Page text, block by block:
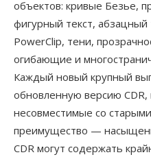
объектов: кривые Безье,
фигурный текст, абзацный
PowerClip, тени,
огибающие и
Каждый новый крупный
обновленную версию
несовместимые со
преимущество —
CDR могут содержать